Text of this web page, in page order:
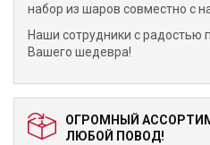
набор из шаров совместно с
Наши сотрудники с радостью
Вашего шедевра!
ОГРОМНЫЙ
ЛЮБОЙ ПОВОД!